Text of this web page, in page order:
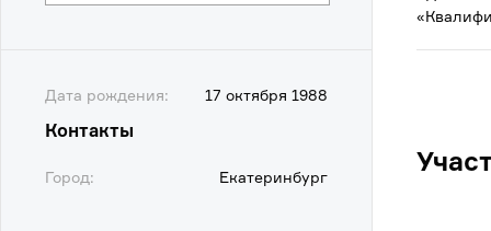
Дата рождения: 17 октября 1988
Контакты
Город: Екатеринбург